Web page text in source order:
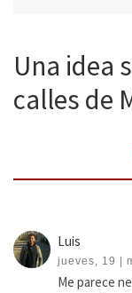
Una idea
calles de
Luis
jueves, 19 |
Me parece